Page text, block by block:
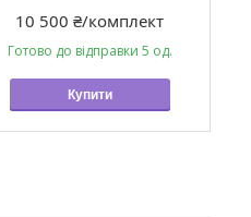
10 500 ₴/комплект
Готово до відправки 5 од.
Купити